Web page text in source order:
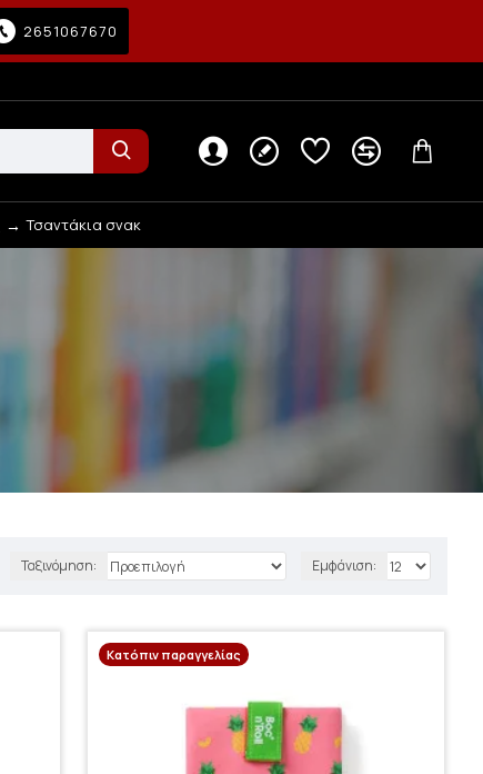
2651067670
Τσαντάκια σνακ
Ταξινόμηση: Εμφάνιση:
Κατόπιν παραγγελίας